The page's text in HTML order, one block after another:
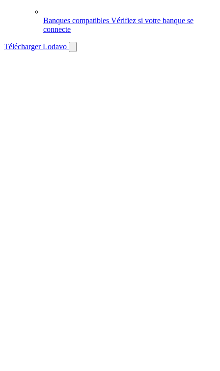
Banques compatibles Vérifiez si votre banque se
connecte
Télécharger Lodavo